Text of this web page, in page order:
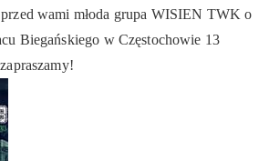
wami młoda grupa WISIEN TWK o
Biegańskiego w Częstochowie 13